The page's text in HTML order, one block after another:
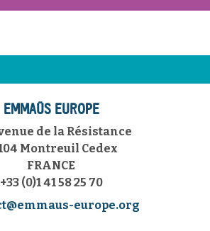
EMMAÜS EUROPE
de la Résistance
Montreuil Cedex
FRANCE
+33 (0)1 41 58 25 70
europe.org